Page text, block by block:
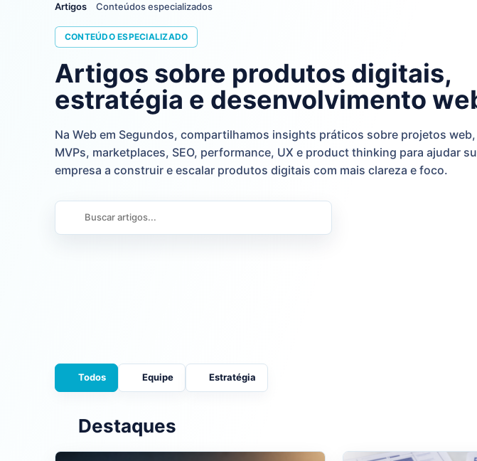
Artigos Conteúdos especializados
CONTEÚDO ESPECIALIZADO
Artigos sobre produtos digitais,
estratégia e desenvolvimento
Na Web em Segundos, compartilhamos insights práticos sobre projetos web,
MVPs, marketplaces, SEO, performance, UX e product thinking para ajudar
empresa a construir e escalar produtos digitais com mais clareza e foco.
Todos Equipe Estratégia
Destaques